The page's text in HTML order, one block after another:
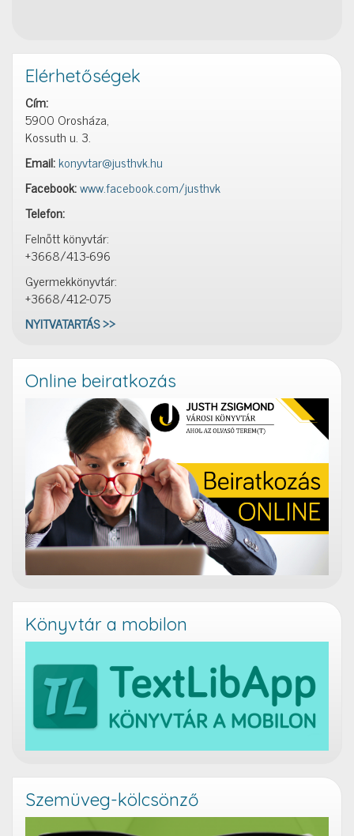
Elérhetőségek
Cím:
5900 Orosháza,
Kossuth u. 3.
Email:konyvtar@justhvk.hu
Facebook:www.facebook.com/justhvk
Telefon:
Felnőtt könyvtár:
+3668/413-696
Gyermekkönyvtár:
+3668/412-075
NYITVATARTÁS >>
Online beiratkozás
Könyvtár a mobilon
Szemüveg-kölcsönző